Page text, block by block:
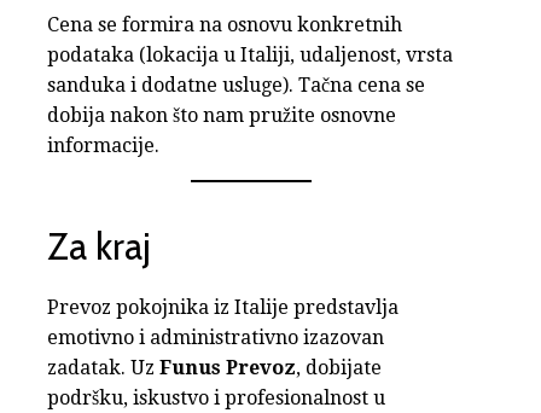
Cena se formira na osnovu konkretnih
podataka (lokacija u Italiji, udaljenost, vrsta
sanduka i dodatne usluge). Tačna cena se
dobija nakon što nam pružite osnovne
informacije.
Za kraj
Prevoz pokojnika iz Italije predstavlja
emotivno i administrativno izazovan
zadatak. Uz Funus Prevoz, dobijate
podršku, iskustvo i profesionalnost u